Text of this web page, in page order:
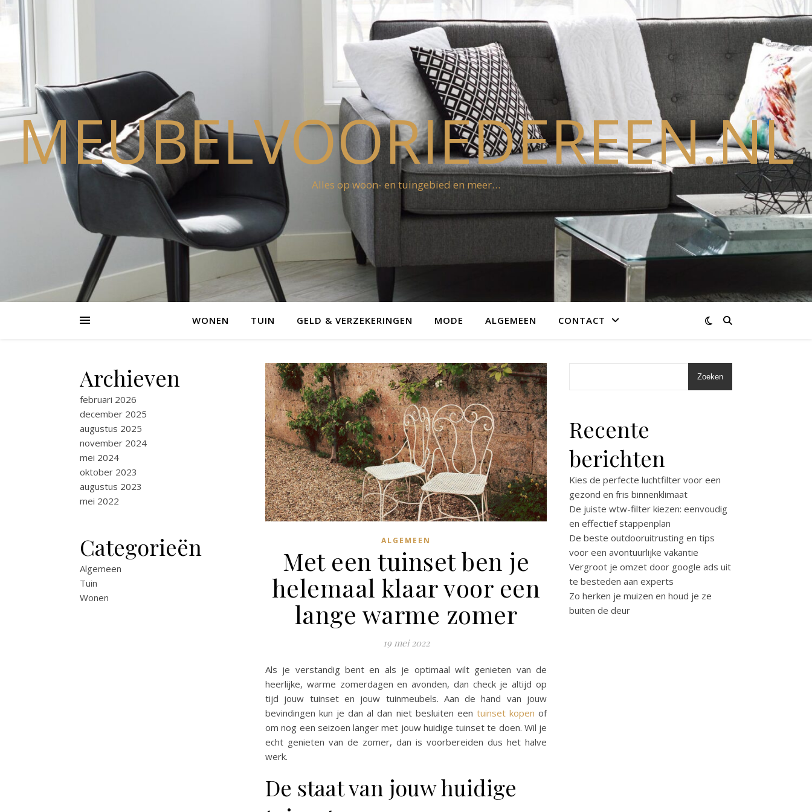
MEUBELVOORIEDEREEN.NL
Alles op woon- en tuingebied en meer…
WONEN TUIN GELD & VERZEKERINGEN MODE ALGEMEEN CONTACT
Archieven
februari 2026
december 2025
augustus 2025
november 2024
mei 2024
oktober 2023
augustus 2023
mei 2022
Categorieën
Algemeen
Tuin
Wonen
ALGEMEEN
Met een tuinset ben je
helemaal klaar voor een
lange warme zomer
19 mei 2022
Als je verstandig bent en als je optimaal wilt genieten van de
heerlijke, warme zomerdagen en avonden, dan check je altijd op
tijd jouw tuinset en jouw tuinmeubels. Aan de hand van jouw
bevindingen kun je dan al dan niet besluiten een tuinset kopen of
om nog een seizoen langer met jouw huidige tuinset te doen. Wil je
echt genieten van de zomer, dan is voorbereiden dus het halve
werk.
De staat van jouw huidige
Zoeken
Recente
berichten
Kies de perfecte luchtfilter voor een
gezond en fris binnenklimaat
De juiste wtw-filter kiezen: eenvoudig
en effectief stappenplan
De beste outdooruitrusting en tips
voor een avontuurlijke vakantie
Vergroot je omzet door google ads uit
te besteden aan experts
Zo herken je muizen en houd je ze
buiten de deur